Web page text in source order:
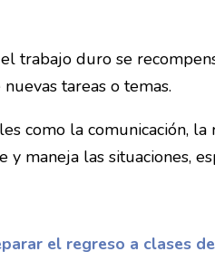
trabajo duro se
tareas o temas.
como la comunicación,
maneja las situaciones,
el regreso a clases